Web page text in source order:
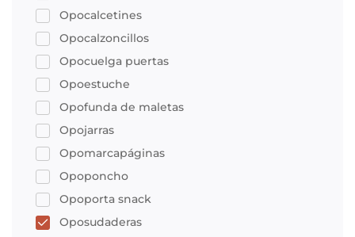
Opocalcetines
Opocalzoncillos
Opocuelga puertas
Opoestuche
Opofunda de maletas
Opojarras
Opomarcapáginas
Opoponcho
Opoporta snack
Oposudaderas